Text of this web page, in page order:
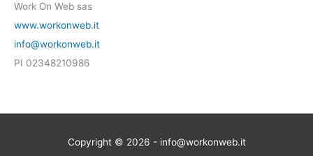
c
a
:
Work On Web sas
www.workonweb.it
info@workonweb.it
PI 02348210986
Copyright © 2026 - info@workonweb.it